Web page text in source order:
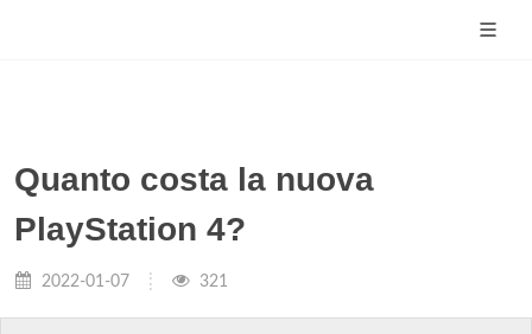
Quanto costa la nuova
PlayStation 4?
2022-01-07 321